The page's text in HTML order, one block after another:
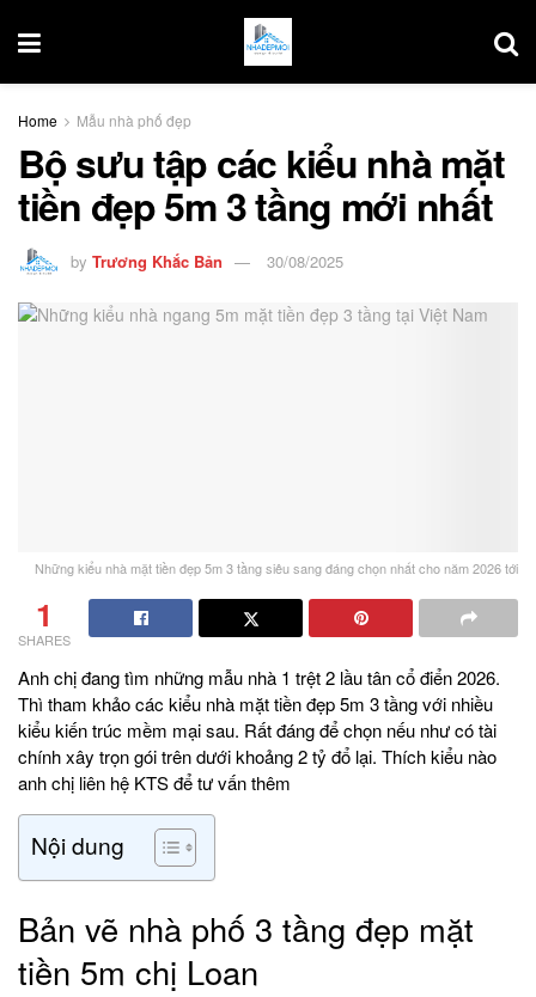
Home Mẫu nhà phố đẹp
Bộ sưu tập các kiểu nhà mặt
tiền đẹp 5m 3 tầng mới nhất
by Trương Khắc Bản 30/08/2025
Những kiểu nhà mặt tiền đẹp 5m 3 tầng siêu sang đáng chọn nhất cho năm 2026 tới
1
SHARES
Anh chị đang tìm những mẫu nhà 1 trệt 2 lầu tân cổ điển 2026.
Thì tham khảo các kiểu nhà mặt tiền đẹp 5m 3 tầng với nhiều
kiểu kiến trúc mềm mại sau. Rất đáng để chọn nếu như có tài
chính xây trọn gói trên dưới khoảng 2 tỷ đổ lại. Thích kiểu nào
anh chị liên hệ KTS để tư vấn thêm
Nội dung
Bản vẽ nhà phố 3 tầng đẹp mặt
tiền 5m chị Loan